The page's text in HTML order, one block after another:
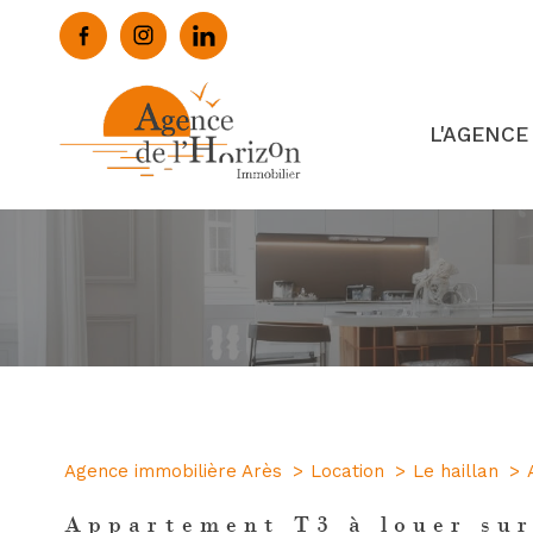
L'AGENCE
Découvrez notre
Ce qu’ils pensent
Confiez nous votre
Agence immobilière Arès Location Le haillan
Appartement T3 à louer